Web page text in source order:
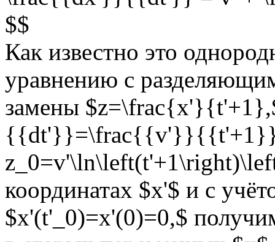
$$
Как известно это
уравнению с
замены
координатах $x'$ и с
$x'(t'_0)=x'(0)=0,$